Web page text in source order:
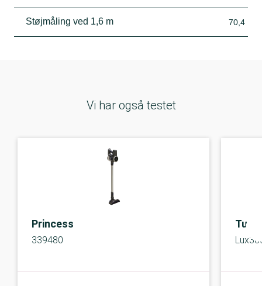
Støjmåling ved 1,6 m 70,4
Vi har også testet
Princess
339480